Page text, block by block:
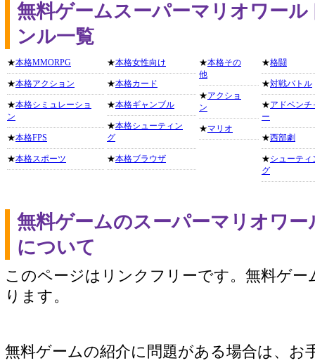
無料ゲームスーパーマリオワー
ンル一覧
★本格MMORPG
★本格アクション
★本格シミュレーショ
ン
★本格FPS
★本格スポーツ
★本格女性向け
★本格カード
★本格ギャンブル
★本格シューティン
グ
★本格ブラウザ
★本格その
他
★アクショ
ン
★マリオ
★格闘
★対戦バトル
★アドベンチ
ー
★西部劇
★シューティ
グ
無料ゲームのスーパーマリオワ
について
このページはリンクフリーです。無料ゲー
ります。
無料ゲームの紹介に問題がある場合は、お